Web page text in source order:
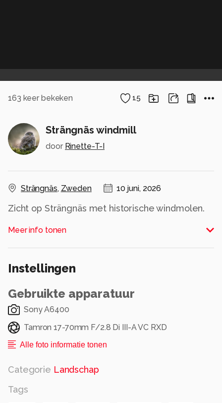
163 keer bekeken 15
Strängnäs windmill
door Rinette-T-I
Strängnäs, Zweden 10 juni, 2026
Zicht op Strängnäs met historische windmolen.
Alle rechten voorbehouden
Meer info tonen
Instellingen
Gebruikte apparatuur
Sony A6400
Tamron 17-70mm F/2.8 Di III-A VC RXD
Alle foto informatie tonen
Categorie Landschap
Tags